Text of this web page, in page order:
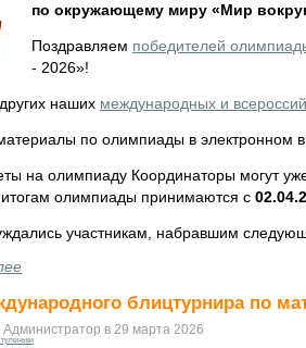
по окружающему миру «Мир
Поздравляем победителей
- 2026»!
наших международных и
по олимпиады в электронном
на олимпиаду Координаторы могут
олимпиады принимаются с
участникам, набравшим
блицтурнира по
Администратор в 29 марта 2026